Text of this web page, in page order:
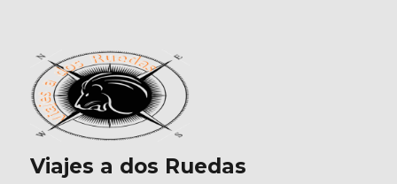
Viajes a dos Ruedas